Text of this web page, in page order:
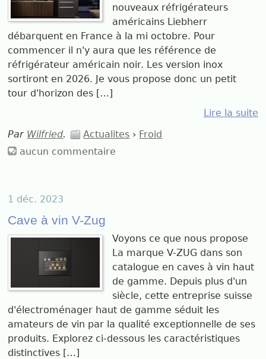
nouveaux réfrigérateurs
américains Liebherr
débarquent en France à la mi octobre. Pour
commencer il n'y aura que les référence de
réfrigérateur américain noir. Les version inox
sortiront en 2026. Je vous propose donc un petit
tour d'horizon des […]
Lire la suite
Par Wilfried. Actualites › Froid
aucun commentaire
1 déc. 2023
Cave à vin V-Zug
Voyons ce que nous propose
La marque V-ZUG dans son
catalogue en caves à vin haut
de gamme. Depuis plus d'un
siècle, cette entreprise suisse
d'électroménager haut de gamme séduit les
amateurs de vin par la qualité exceptionnelle de ses
produits. Explorez ci-dessous les caractéristiques
distinctives […]